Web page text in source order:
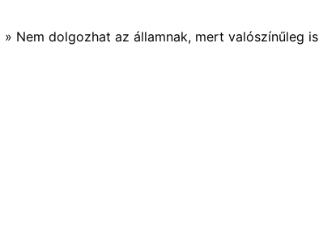
» Nem dolgozhat az államnak, mert valószínűleg